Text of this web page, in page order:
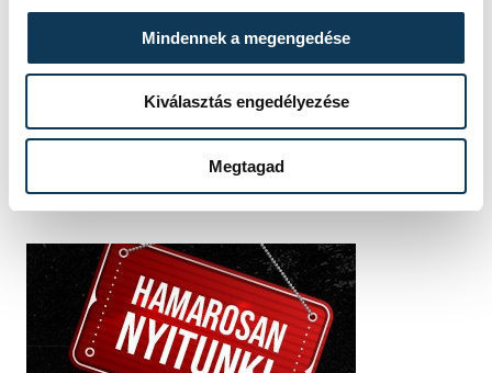
Mindennek a megengedése
Kiválasztás engedélyezése
Megtagad
SZERZŐ
vehir.hu